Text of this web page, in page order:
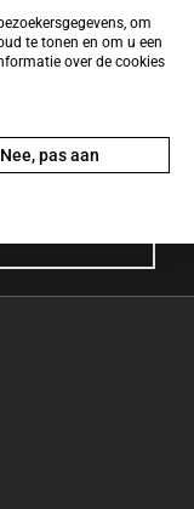
en ontvang het
om
te tonen en om u een
over de cookies
Nee, pas aan